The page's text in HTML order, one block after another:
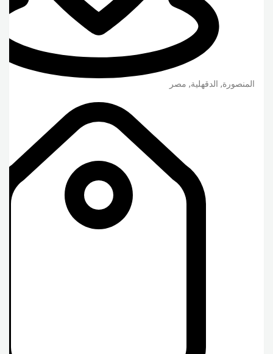
المنصورة, الدقهلية, مصر